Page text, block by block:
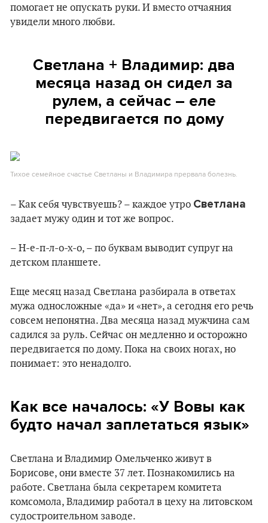
помогает не опускать руки. И вместо отчаяния
увидели много любви.
Светлана + Владимир: два
месяца назад он сидел за
рулем, а сейчас – еле
передвигается по дому
Тихое семейное счастье Светланы и Владимира прервала болезнь.
– Как себя чувствуешь? – каждое утро Светлана
задает мужу один и тот же вопрос.
– Н-е-п-л-о-х-о, – по буквам выводит супруг на
детском планшете.
Еще месяц назад Светлана разбирала в ответах
мужа односложные «да» и «нет», а сегодня его речь
совсем непонятна. Два месяца назад мужчина сам
садился за руль. Сейчас он медленно и осторожно
передвигается по дому. Пока на своих ногах, но
понимает: это ненадолго.
Как все началось: «У Вовы как
будто начал заплетаться язык»
Светлана и Владимир Омельченко живут в
Борисове, они вместе 37 лет. Познакомились на
работе. Светлана была секретарем комитета
комсомола, Владимир работал в цеху на литовском
судостроительном заводе.